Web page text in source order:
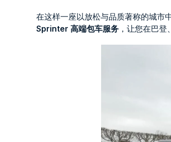
在这样一座以放松与品质著称的城市
Sprinter 高端包车服务 ，让您在巴